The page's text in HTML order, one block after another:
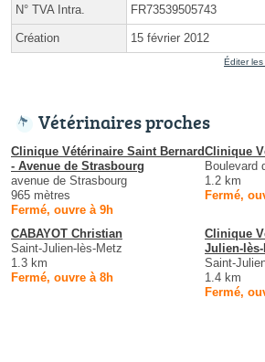
N° TVA Intra. FR73539505743
Création 15 février 2012
Éditer
Vétérinaires proches
Clinique Vétérinaire Saint Bernard
- Avenue de Strasbourg
avenue de Strasbourg
965 mètres
Fermé, ouvre à 9h
Clinique
Boulevard
1.2 km
Fermé,
CABAYOT Christian
Saint-Julien-lès-Metz
1.3 km
Fermé, ouvre à 8h
Clinique
Julien-lès-
Saint-
1.4 km
Fermé,